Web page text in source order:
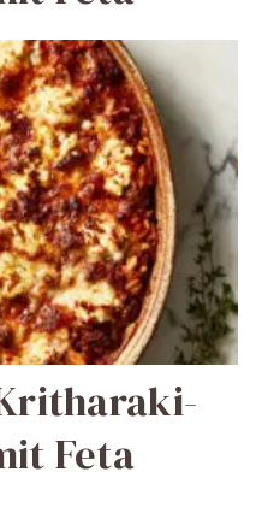
Feta